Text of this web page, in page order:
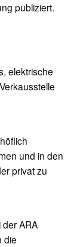
publiziert.
elektrische
und in den
privat zu
ARA
die